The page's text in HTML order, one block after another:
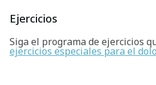
Ejercicios
Siga el programa de ejercicios
ejercicios especiales para el